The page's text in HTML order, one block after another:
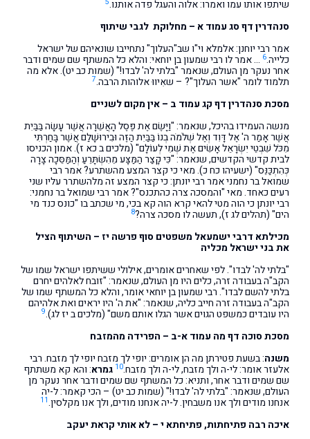
שיתפו אותו עמו ואמרו: אלוה והעגל פדה אותנו.
סנהדרין דף סג עמוד א – מחלוקת לגבי שיתוף
אמר רבי יוחנן: אלמלא וי"ו שב"העלוך" נתחייבו שונאיהם של ישראל
כלייה.6 … אמר לו רבי שמעון בן יוחאי: והלא כל המשתף שם שמים ודבר
אחר נעקר מן העולם, שנאמר "בלתי לה' לבדו!" (שמות כב יט). אלא מה
תלמוד לומר "אשר העלוך"? – שאִיווּ אלוהות הרבה.7
מסכת סנהדרין דף קג עמוד ב – אין מקום לשניים
מנשה העמידו בהיכל, שנאמר: "וַיָּשֶׂם אֶת פֶּסֶל הָאֲשֵׁרָה אֲשֶׁר עָשָׂה בַּבַּיִת
אֲשֶׁר אָמַר ה' אֶל דָּוִד וְאֶל שְׁלֹמֹה בְנוֹ בַּבַּיִת הַזֶּה וּבִירוּשָׁלִַם אֲשֶׁר בָּחַרְתִּי
מִכֹּל שִׁבְטֵי יִשְׂרָאֵל אָשִׂים אֶת שְׁמִי לְעוֹלָם" (מלכים ב כא ז). אמון הכניסו
לבית קדשי הקדשים, שנאמר: "כִּי קָצַר הַמַּצָּע מֵהִשְׂתָּרֵעַ וְהַמַּסֵּכָה צָרָה
כְּהִתְכַּנֵּס" (ישעיהו כח כ). מאי כי קצר המצע מהשתרע? אמר רבי
שמואל בר נחמני אמר רבי יונתן: כי קצר המצע זה מלהשתרר עליו שני
רעים כאחד. מאי "והמסכה צרה כהתכנס"? אמר רבי שמואל בר נחמני:
רבי יונתן כי הוה מטי להאי קרא הוה קא בכי, מי שכתב בו "כונס כנד מי
הים" (תהלים לג ז), תעשה לו מסכה צרה?8
מכילתא דרבי ישמעאל משפטים סוף פרשה יז – השיתוף הציל
את בני ישראל מכליה
"בלתי לה' לבדו". לפי שאחרים אומרים, אילולי ששיתפו ישראל שמו של
הקב"ה בעבודה זרה, כלים היו מן העולם, שנאמר: "זובח לאלהים יחרם
בלתי להשם לבדו". רבי שמעון בן יוחאי אומר, והלא כל המשתף שמו של
הקב"ה בעבודה זרה חייב כליה, שנאמר: "את ה' היו יראים ואת אלהיהם
היו עובדים כמשפט הגוים אשר הגלו אותם משם" (מלכים ב יז לג).9
מסכת סוכה דף מה עמוד א-ב – הפרידה מהמזבח
משנה: בשעת פטירתן מה הן אומרים: יופי לך מזבח יופי לך מזבח. רבי
אלעזר אומר: לי-ה ולך מזבח, לי-ה ולך מזבח.10 גמרא: והא קא משתתף
שם שמים ודבר אחר, ותניא: כל המשתף שם שמים ודבר אחר נעקר מן
העולם, שנאמר: "בלתי לה' לבדו!" (שמות כב יט) – הכי קאמר: ל-יה
אנחנו מודים ולך אנו משבחין. ל-יה אנחנו מודים, ולך אנו מקלסין.11
איכה רבה פתיחתות, פתיחתא י – לא אותי קראת יעקב